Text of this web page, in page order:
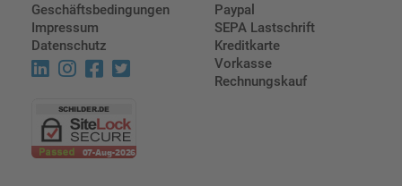
Geschäftsbedingungen
Impressum
Datenschutz
Paypal
SEPA Lastschrift
Kreditkarte
Vorkasse
Rechnungskauf